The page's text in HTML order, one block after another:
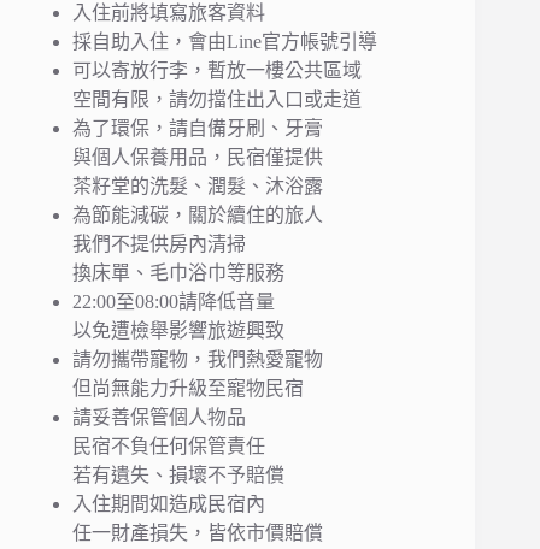
入住前將填寫旅客資料
採自助入住，會由Line官方帳號引導
可以寄放行李，暫放一樓公共區域
空間有限，請勿擋住出入口或走道
為了環保，請自備牙刷、牙膏
與個人保養用品，民宿僅提供
茶籽堂的洗髮、潤髮、沐浴露
為節能減碳，關於續住的旅人
我們不提供房內清掃
換床單、毛巾浴巾等服務
22:00至08:00請降低音量
以免遭檢舉影響旅遊興致
請勿攜帶寵物，我們熱愛寵物
但尚無能力升級至寵物民宿
請妥善保管個人物品
民宿不負任何保管責任
若有遺失、損壞不予賠償
入住期間如造成民宿內
任一財產損失，皆依市價賠償